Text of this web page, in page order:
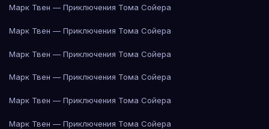
Марк Твен — Приключения Тома Сойера
Марк Твен — Приключения Тома Сойера
Марк Твен — Приключения Тома Сойера
Марк Твен — Приключения Тома Сойера
Марк Твен — Приключения Тома Сойера
Марк Твен — Приключения Тома Сойера